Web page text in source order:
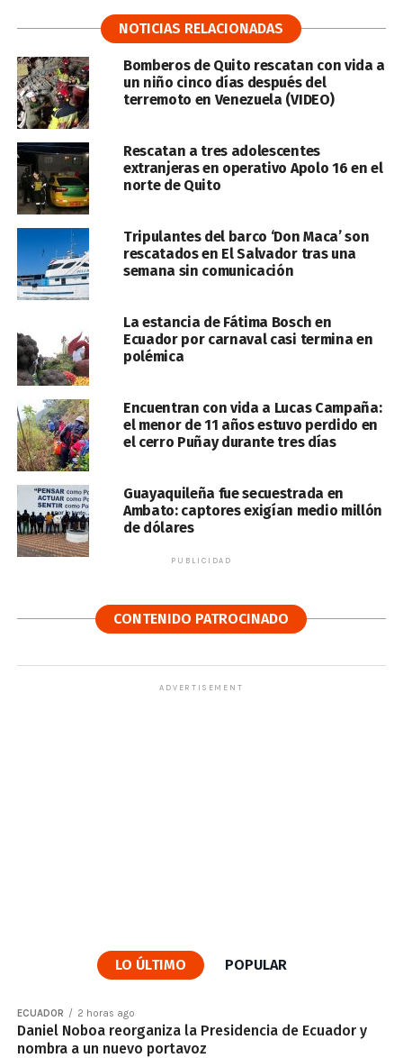
NOTICIAS RELACIONADAS
Bomberos de Quito rescatan con vida a
un niño cinco días después del
terremoto en Venezuela (VIDEO)
Rescatan a tres adolescentes
extranjeras en operativo Apolo 16 en el
norte de Quito
Tripulantes del barco ‘Don Maca’ son
rescatados en El Salvador tras una
semana sin comunicación
La estancia de Fátima Bosch en
Ecuador por carnaval casi termina en
polémica
Encuentran con vida a Lucas Campaña:
el menor de 11 años estuvo perdido en
el cerro Puñay durante tres días
Guayaquileña fue secuestrada en
Ambato: captores exigían medio millón
de dólares
PUBLICIDAD
CONTENIDO PATROCINADO
ADVERTISEMENT
LO ÚLTIMO POPULAR
ECUADOR 2 horas ago
Daniel Noboa reorganiza la Presidencia de Ecuador y
nombra a un nuevo portavoz